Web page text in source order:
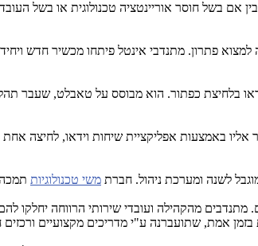
אם בשל חוסר אוריינטציה טכנולוגית או בשל
פתרון. מתנדבי אינטל פיתחו מכשיר חדש ויחיד
כפתור. הוא מבוסס על טאבלט, שעבר תהליך
באמצעות אפליקציית שיחות וידאו, לחיצה
לשנה ומערכת ניהול. חברת משי טכנולוגיות
מתנדבים מהקהילה ועובדי שירותי הרווחה
אמת, שתועברנה ע"י מדריכים מקצועיים ורכזים